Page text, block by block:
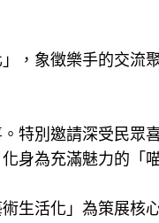
，象徵樂手的交
特別邀請深受民
身為充滿魅力的「
生活化」為策展核